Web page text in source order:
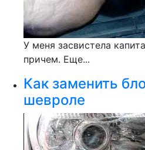
У меня засвистела
причем. Еще...
Как заменить
шевроле